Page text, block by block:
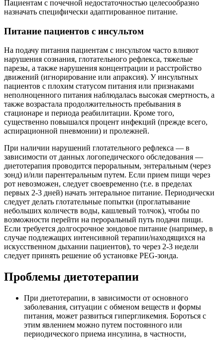
Пациентам с почечной недостаточностью целесообразно
назначать специфически адаптированное питание.
Питание пациентов с инсультом
На подачу питания пациентам с инсультом часто влияют
нарушения сознания, глотательного рефлекса, тяжелые
парезы, а также нарушения концентрации и расстройство
движений (игнорирование или апраксия). У инсультных
пациентов с плохим статусом питания или признаками
неполноценного питания наблюдалась высокая смертность, а
также возрастала продолжительность пребывания в
стационаре и периода реабилитации. Кроме того,
существенно повышался процент инфекций (прежде всего,
аспирационной пневмонии) и пролежней.
При наличии нарушений глотательного рефлекса — в
зависимости от данных логопедического обследования —
диетотерапия проводится пероральным, энтеральным (через
зонд) и/или парентеральным путем. Если прием пищи через
рот невозможен, следует своевременно (т.е. в пределах
первых 2-3 дней) начать энтеральное питание. Периодически
следует делать глотательные попытки (проглатывание
небольших количеств воды, кашлевый толчок), чтобы по
возможности перейти на пероральный путь подачи пищи.
Если требуется долгосрочное зондовое питание (например, в
случае подлежащих интенсивной терапии/находящихся на
искусственном дыхании пациентов), то через 2-3 недели
следует принять решение об установке PEG-зонда.
Проблемы диетотерапии
При диетотерапии, в зависимости от основного
заболевания, ситуации с обменом веществ и формы
питания, может развиться гипергликемия. Бороться с
этим явлением можно путем постоянного или
периодического приема инсулина, в частности,